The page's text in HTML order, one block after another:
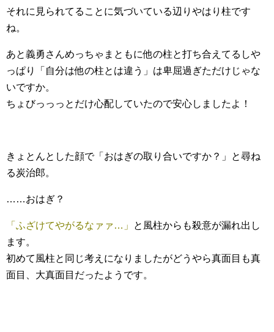
それに見られてることに気づいている辺りやはり柱です
ね。
あと義勇さんめっちゃまともに他の柱と打ち合えてるしや
っぱり「自分は他の柱とは違う」は卑屈過ぎただけじゃな
いですか。
ちょびっっっとだけ心配していたので安心しましたよ！
きょとんとした顔で「おはぎの取り合いですか？」と尋ね
る炭治郎。
……おはぎ？
「ふざけてやがるなァァ…」
と風柱からも殺意が漏れ出し
ます。
初めて風柱と同じ考えになりましたがどうやら真面目も真
面目、大真面目だったようです。